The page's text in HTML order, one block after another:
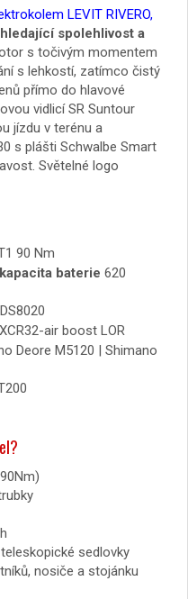
LEVIT RIVERO,
spolehlivost a
s točivým momentem
s lehkostí, zatímco čistý
přímo do hlavové
vidlicí SR Suntour
jízdu v terénu a
s plášti Schwalbe Smart
Světelné logo
90 Nm
kapacita baterie 620
air boost LOR
Deore M5120 | Shimano
sedlovky
nosiče a stojánku